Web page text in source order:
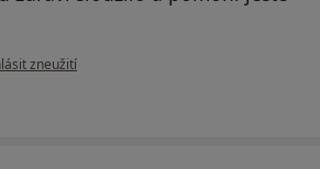
názoru uživatele Váš účet byl odstraněn
zneužití